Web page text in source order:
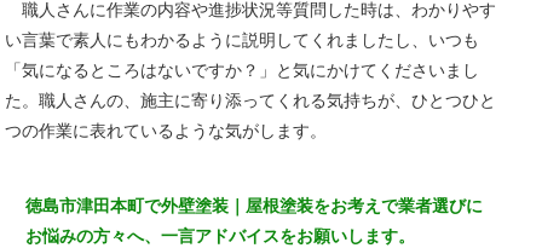
職人さんに作業の内容や進捗状況等質問した時は、わかりやす
い言葉で素人にもわかるように説明してくれましたし、いつも
「気になるところはないですか？」と気にかけてくださいまし
た。職人さんの、施主に寄り添ってくれる気持ちが、ひとつひと
つの作業に表れているような気がします。
徳島市津田本町で外壁塗装｜屋根塗装をお考えで業者選びに
お悩みの方々へ、一言アドバイスをお願いします。